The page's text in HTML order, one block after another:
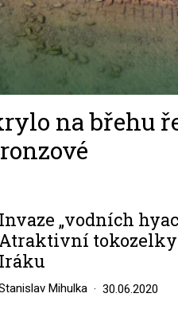
na břehu
Invaze „vodních
Atraktivní
Iráku
Mihulka 30.06.2020